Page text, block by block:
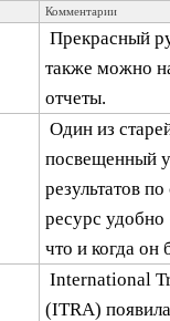
Комментарии
Прекрасный
также можно
отчеты.
Один из
посвещенный
результатов
ресурс
что и когда он
International
(ITRA)